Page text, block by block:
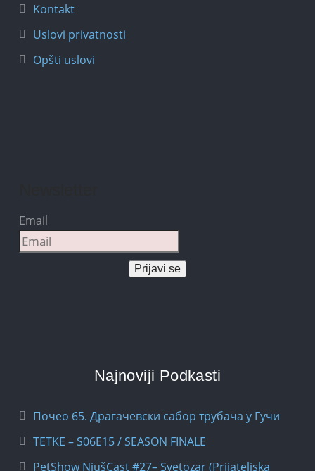
Kontakt
Uslovi privatnosti
Opšti uslovi
Email
Prijavi se
Najnoviji Podkasti
Почео 65. Драгачевски сабор трубача у Гучи
TETKE – S06E15 / SEASON FINALE
PetShow NjušCast #27– Svetozar (Prijateljska